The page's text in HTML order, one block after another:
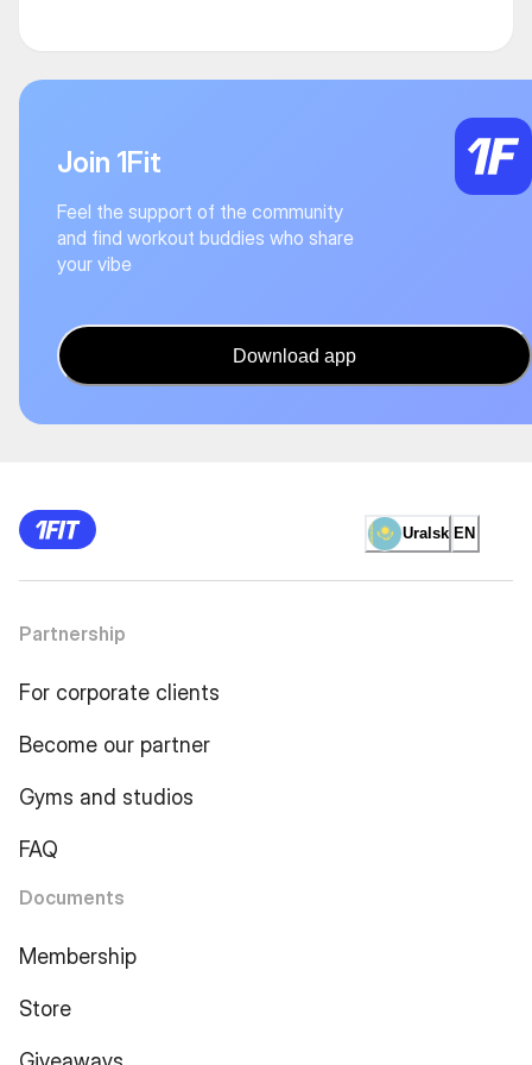
Join 1Fit
Feel the support of the community
and find workout buddies who share
your vibe
Download app
Uralsk EN
Partnership
For corporate clients
Become our partner
Gyms and studios
FAQ
Documents
Membership
Store